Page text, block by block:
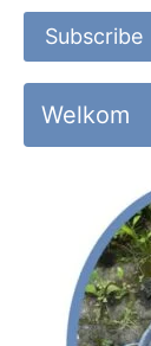
Subscribe
Welkom